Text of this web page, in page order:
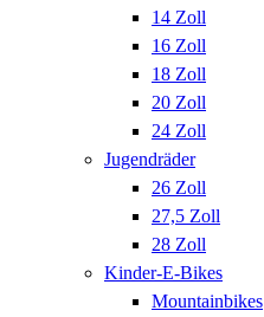
14 Zoll
16 Zoll
18 Zoll
20 Zoll
24 Zoll
Jugendräder
26 Zoll
27,5 Zoll
28 Zoll
Kinder-E-Bikes
Mountainbikes